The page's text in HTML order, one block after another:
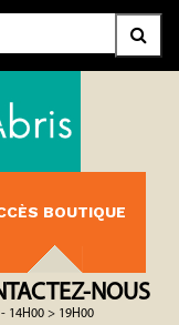
BOUTIQUE
NOUS
14H00 > 19H00